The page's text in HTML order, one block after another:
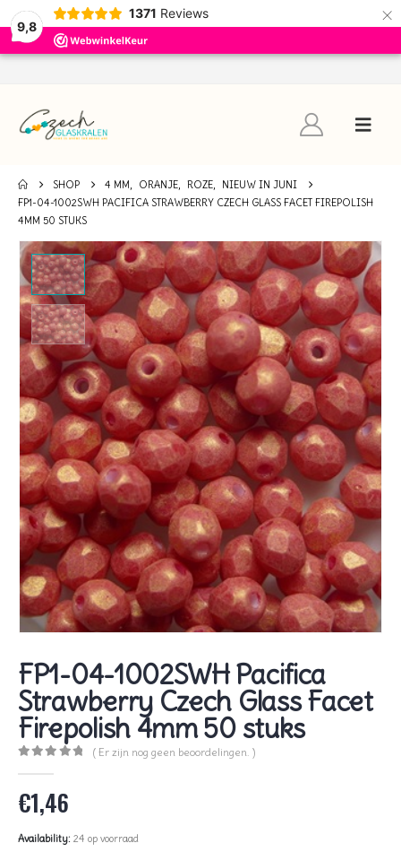
9,8
1371 Reviews ×
SHOP 4 MM, ORANJE, ROZE,
NIEUW IN JUNI
FP1-04-1002SWH PACIFICA STRAWBERRY CZECH GLASS FACET FIREPOLISH
4MM 50 STUKS
FP1-04-1002SWH Pacifica
Strawberry Czech Glass Facet
Firepolish 4mm 50 stuks
( Er zijn nog geen beoordelingen. )
€1,46
Availability: 24 op voorraad